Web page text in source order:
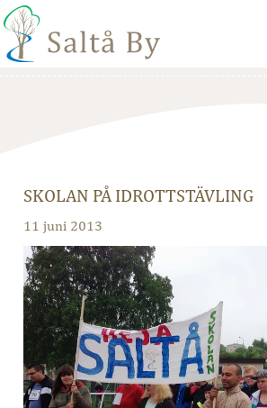
SKOLAN PÅ IDROTTSTÄVLING
11 juni 2013